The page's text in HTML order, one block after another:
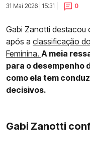
31 Mai 2026 | 15:31 |
0
Gabi Zanotti destacou
após a classificação
Feminina. A meia
para o desempenho
como ela tem
decisivos.
Gabi Zanotti